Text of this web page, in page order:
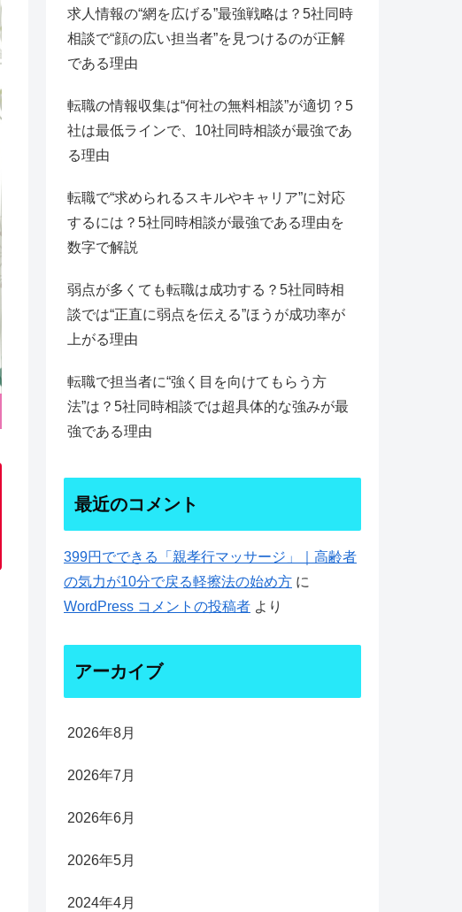
求人情報の“網を広げる”最強戦略は？5社同時
相談で“顔の広い担当者”を見つけるのが正解
である理由
転職の情報収集は“何社の無料相談”が適切？5
社は最低ラインで、10社同時相談が最強であ
る理由
転職で“求められるスキルやキャリア”に対応
するには？5社同時相談が最強である理由を
数字で解説
弱点が多くても転職は成功する？5社同時相
談では“正直に弱点を伝える”ほうが成功率が
上がる理由
転職で担当者に“強く目を向けてもらう方
法”は？5社同時相談では超具体的な強みが最
強である理由
最近のコメント
399円でできる「親孝行マッサージ」｜高齢者
の気力が10分で戻る軽擦法の始め方 に
WordPress コメントの投稿者 より
アーカイブ
2026年8月
2026年7月
2026年6月
2026年5月
2024年4月